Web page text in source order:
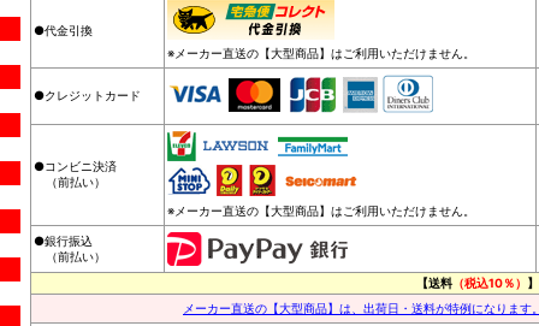
●代金引換
※メーカー直送の【大型商品】はご利用いただけません。
●クレジットカード
●コンビニ決済
（前払い）
※メーカー直送の【大型商品】はご利用いただけません。
●銀行振込
（前払い）
【送料 （税込10％） 】
メーカー直送の【大型商品】は、出荷日・送料が特例になりま